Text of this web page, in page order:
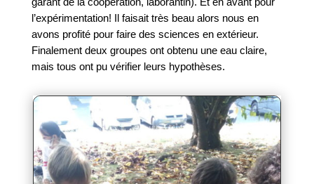
l’expérimentation! Il faisait très beau alors nous en
avons profité pour faire des sciences en extérieur.
Finalement deux groupes ont obtenu une eau claire,
mais tous ont pu vérifier leurs hypothèses.